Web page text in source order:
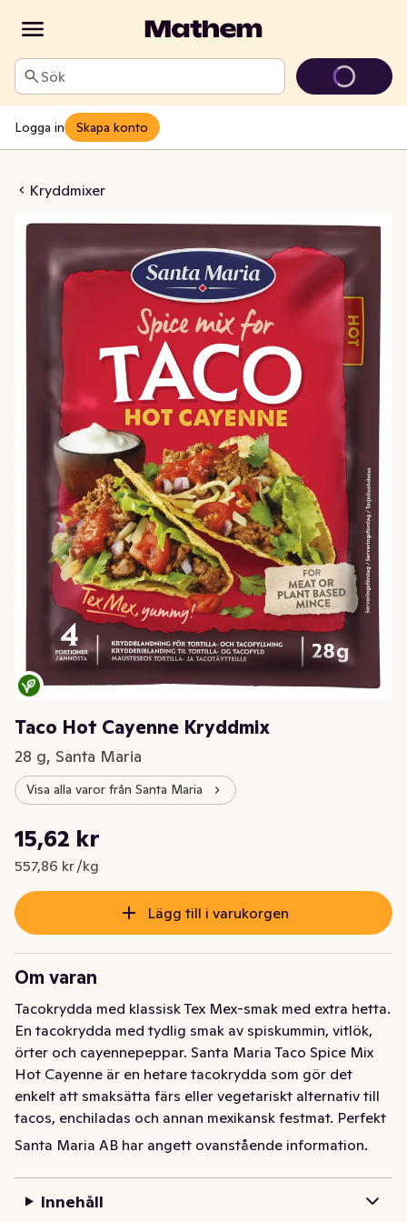
Sök
Logga in Skapa konto
Kryddmixer
Kryddmix
Taco Hot Cayenne Kryddmix
28 g, Santa Maria
Visa alla varor från Santa Maria
Nuvarande pris är: 15,62 kr
15,62 kr
557,86 kr /kg
Styckpris: 557,86 kr /kg
Lägg till i varukorgen
Om varan
Tacokrydda med klassisk Tex Mex-smak med extra hetta.
En tacokrydda med tydlig smak av spiskummin, vitlök,
örter och cayennepeppar. Santa Maria Taco Spice Mix
Hot Cayenne är en hetare tacokrydda som gör det
enkelt att smaksätta färs eller vegetariskt alternativ till
tacos, enchiladas och annan mexikansk festmat. Perfekt
till fest, kalas och fredagsmys.
• Gör det enkelt att tillsätta Tex Mex och mexikansk
smak
Santa Maria AB har angett ovanstående information.
Innehåll